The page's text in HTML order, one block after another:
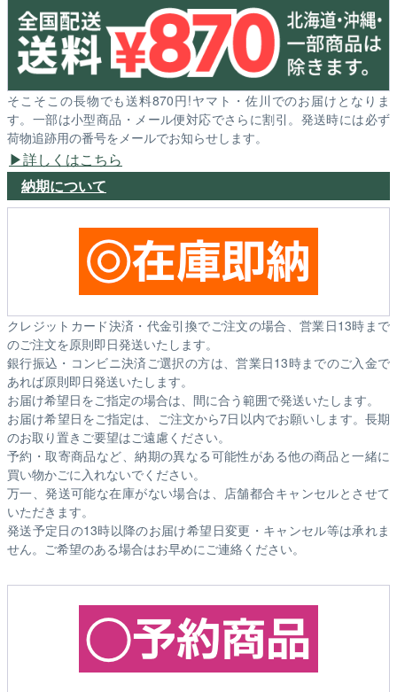
そこそこの長物でも送料870円!ヤマト・佐川でのお届けとなりま
す。一部は小型商品・メール便対応でさらに割引。発送時には必ず
荷物追跡用の番号をメールでお知らせします。
詳しくはこちら
納期について
クレジットカード決済・代金引換でご注文の場合、営業日13時まで
のご注文を原則即日発送いたします。
銀行振込・コンビニ決済ご選択の方は、営業日13時までのご入金で
あれば原則即日発送いたします。
お届け希望日をご指定の場合は、間に合う範囲で発送いたします。
お届け希望日をご指定は、ご注文から7日以内でお願いします。長期
のお取り置きご要望はご遠慮ください。
予約・取寄商品など、納期の異なる可能性がある他の商品と一緒に
買い物かごに入れないでください。
万一、発送可能な在庫がない場合は、店舗都合キャンセルとさせて
いただきます。
発送予定日の13時以降のお届け希望日変更・キャンセル等は承れま
せん。ご希望のある場合はお早めにご連絡ください。